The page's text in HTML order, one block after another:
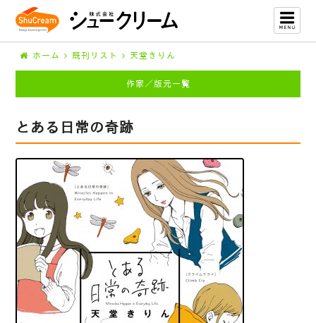
ホーム 既刊リスト 天堂きりん
作家／版元一覧
とある日常の奇跡